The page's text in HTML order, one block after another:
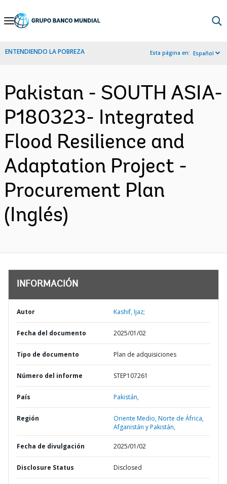
Skip
Navigation
ENTENDIENDO LA POBREZA Esta página en: Español
Pakistan - SOUTH ASIA-
P180323- Integrated
Flood Resilience and
Adaptation Project -
Procurement Plan
(Inglés)
INFORMACIÓN
Autor Kashif, Ijaz;
Fecha del documento 2025/01/02
Tipo de documento Plan de adquisiciones
Número del informe STEP107261
País Pakistán,
Región
Oriente Medio, Norte de África,
Afganistán y Pakistán,
Fecha de divulgación 2025/01/02
Disclosure Status Disclosed